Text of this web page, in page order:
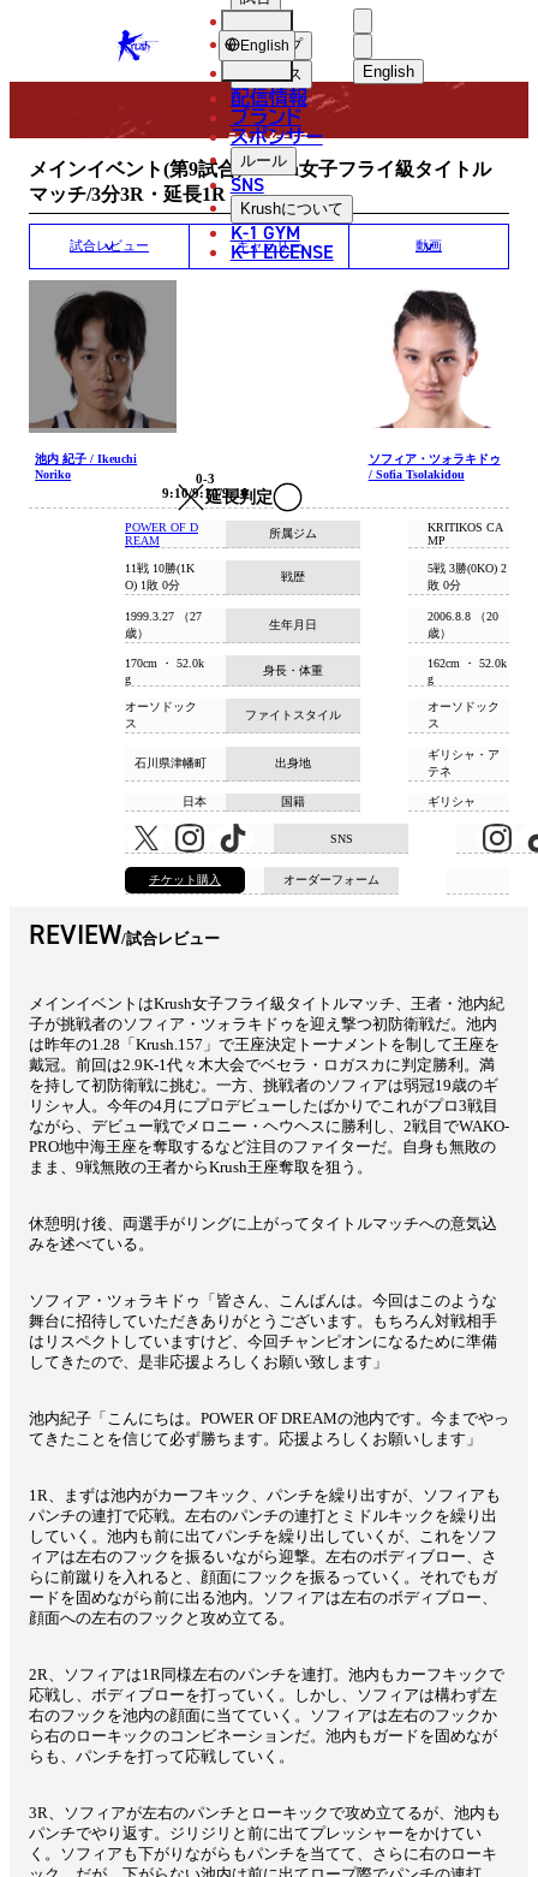
KRUSH English
中文（简体）
中文（繁體）
ไทย
ショップ
ニュース
配信情報
ブランド
スポンサー
ルール
SNS
Krushについて
K-1 GYM
K-1 LICENSE
English
MATCH RESULT
試合結果
メインイベント(第9試合)/Krush女子フライ級タイトル
マッチ/3分3R・延長1R
試合レビュー ギャラリー 動画
池内 紀子 / Ikeuchi
Noriko
延長判定
0-3
9:10/9:10/9:10
ソフィア・ツォラキドゥ
/ Sofia Tsolakidou
所属ジム
POWER OF D
REAM
KRITIKOS CA
MP
戦歴
11戦 10勝(1K
O) 1敗 0分
5戦 3勝(0KO) 2
敗 0分
生年月日
1999.3.27 （27
歳）
2006.8.8 （20
歳）
身長・体重
170cm ・ 52.0k
g
162cm ・ 52.0k
g
ファイトスタイル
オーソドック
ス
オーソドック
ス
出身地
石川県津幡町
ギリシャ・ア
テネ
国籍
日本 ギリシャ
SNS
オーダーフォーム
チケット購入
REVIEW 試合レビュー
メインイベントはKrush女子フライ級タイトルマッチ、王者・池内紀
子が挑戦者のソフィア・ツォラキドゥを迎え撃つ初防衛戦だ。池内
は昨年の1.28「Krush.157」で王座決定トーナメントを制して王座を
戴冠。前回は2.9K-1代々木大会でベセラ・ロガスカに判定勝利。満
を持して初防衛戦に挑む。一方、挑戦者のソフィアは弱冠19歳のギ
リシャ人。今年の4月にプロデビューしたばかりでこれがプロ3戦目
ながら、デビュー戦でメロニー・ヘウヘスに勝利し、2戦目でWAKO-
PRO地中海王座を奪取するなど注目のファイターだ。自身も無敗の
まま、9戦無敗の王者からKrush王座奪取を狙う。
休憩明け後、両選手がリングに上がってタイトルマッチへの意気込
みを述べている。
ソフィア・ツォラキドゥ「皆さん、こんばんは。今回はこのような
舞台に招待していただきありがとうございます。もちろん対戦相手
はリスペクトしていますけど、今回チャンピオンになるために準備
してきたので、是非応援よろしくお願い致します」
池内紀子「こんにちは。POWER OF DREAMの池内です。今までやっ
てきたことを信じて必ず勝ちます。応援よろしくお願いします」
1R、まずは池内がカーフキック、パンチを繰り出すが、ソフィアも
パンチの連打で応戦。左右のパンチの連打とミドルキックを繰り出
していく。池内も前に出てパンチを繰り出していくが、これをソフ
ィアは左右のフックを振るいながら迎撃。左右のボディブロー、さ
らに前蹴りを入れると、顔面にフックを振るっていく。それでもガ
ードを固めながら前に出る池内。ソフィアは左右のボディブロー、
顔面への左右のフックと攻め立てる。
2R、ソフィアは1R同様左右のパンチを連打。池内もカーフキックで
応戦し、ボディブローを打っていく。しかし、ソフィアは構わず左
右のフックを池内の顔面に当てていく。ソフィアは左右のフックか
ら右のローキックのコンビネーションだ。池内もガードを固めなが
らも、パンチを打って応戦していく。
3R、ソフィアが左右のパンチとローキックで攻め立てるが、池内も
パンチでやり返す。ジリジリと前に出てプレッシャーをかけてい
く。ソフィアも下がりながらもパンチを当てて、さらに右のローキ